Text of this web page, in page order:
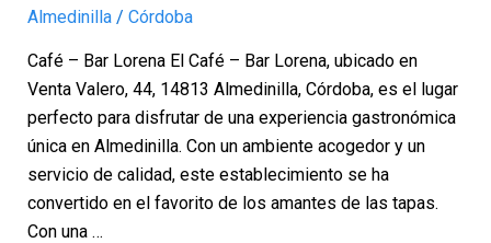
Almedinilla/ Córdoba
Café – Bar Lorena El Café – Bar Lorena, ubicado en
Venta Valero, 44, 14813 Almedinilla, Córdoba, es el lugar
perfecto para disfrutar de una experiencia gastronómica
única en Almedinilla. Con un ambiente acogedor y un
servicio de calidad, este establecimiento se ha
convertido en el favorito de los amantes de las tapas.
Con una …
Almedinilla
–
Córdoba